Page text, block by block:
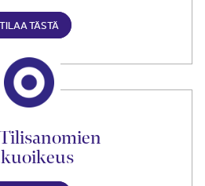
TILAA TÄSTÄ